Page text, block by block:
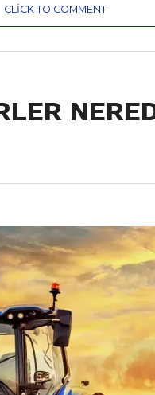
CLICK TO COMMENT